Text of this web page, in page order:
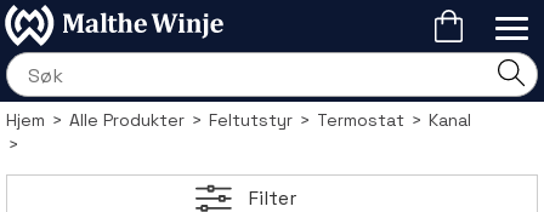
Hjem>Alle Produkter>Feltutstyr>Termostat>Kanal
>
Filter